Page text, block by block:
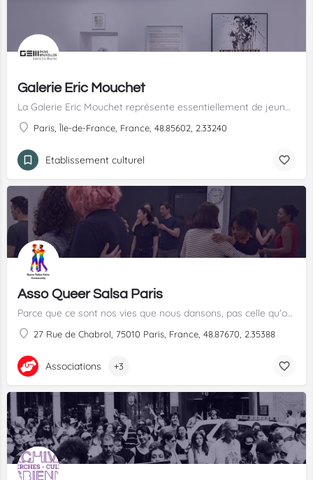
Galerie Eric Mouchet
La Galerie Eric Mouchet représente essentiellement de jeunes artistes contemporains aux démarches…
Paris, Île-de-France, France, 48.85602, 2.33240
Etablissement culturel
Asso Queer Salsa Paris
Parce que ce sont nos vies que nous dansons, pas celle qu'on a voulu nous imposer ! Alors danse qui tu es, comme tu es.
27 Rue de Chabrol, 75010 Paris, France, 48.87670, 2.35388
Associations +3